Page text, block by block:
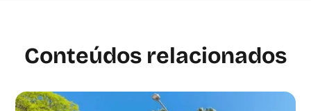
Conteúdos relacionados